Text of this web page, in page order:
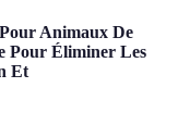
Animaux De
Pour Éliminer Les
Et